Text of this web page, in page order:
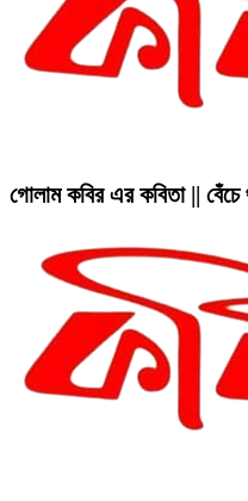
গোলাম কবির এর কবিতা || বেঁচে